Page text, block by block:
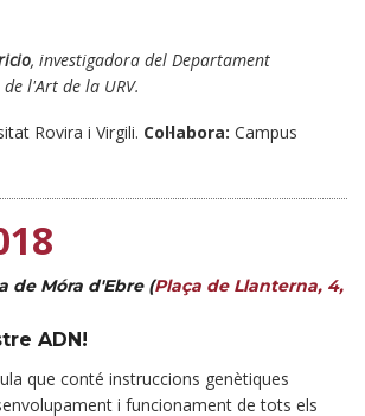
, investigadora del Departament
l'Art de la URV.
Rovira i Virgili. Col·labora: Campus
de Móra d'Ebre(Plaça de Llanterna, 4,
ADN!
que conté instruccions genètiques
i funcionament de tots els